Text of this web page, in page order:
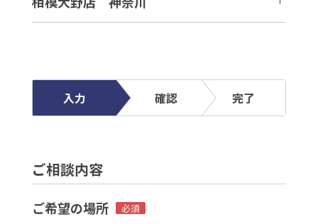
入力 確認 完了
ご相談内容
ご希望の場所 必須